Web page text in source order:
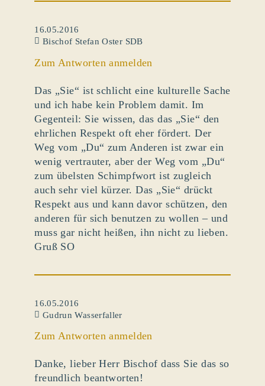
16.05.2016
Bischof Stefan Oster SDB
Zum Antworten anmelden
Das „Sie“ ist schlicht eine kulturelle Sache
und ich habe kein Problem damit. Im
Gegenteil: Sie wissen, das das „Sie“ den
ehrlichen Respekt oft eher fördert. Der
Weg vom „Du“ zum Anderen ist zwar ein
wenig vertrauter, aber der Weg vom „Du“
zum übelsten Schimpfwort ist zugleich
auch sehr viel kürzer. Das „Sie“ drückt
Respekt aus und kann davor schützen, den
anderen für sich benutzen zu wollen – und
muss gar nicht heißen, ihn nicht zu lieben.
Gruß SO
16.05.2016
Gudrun Wasserfaller
Zum Antworten anmelden
Danke, lieber Herr Bischof dass Sie das so
freundlich beantworten!